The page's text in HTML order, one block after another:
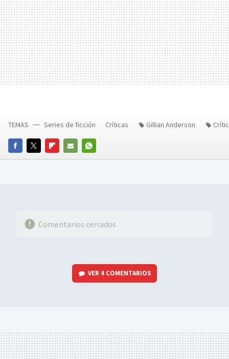
FACEBOOKTWITTERFLIPBOARD
E-
WHATSAPP
TEMAS Series de ficción Críticas Gillian Anderson
Comentarios cerrados
VER 4 COMENTARIOS